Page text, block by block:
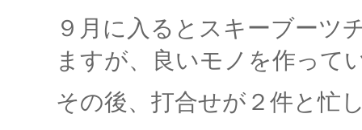
９月に入るとスキーブーツ
ますが、良いモノを作って
その後、打合せが２件と忙